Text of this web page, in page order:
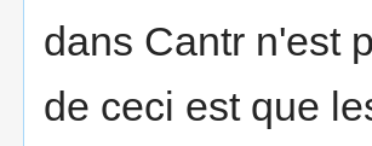
dans Cantr n'est
de ceci est que